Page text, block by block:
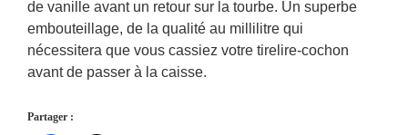
de vanille avant un retour sur la tourbe. Un superbe
embouteillage, de la qualité au millilitre qui
nécessitera que vous cassiez votre tirelire-cochon
avant de passer à la caisse.
Partager :